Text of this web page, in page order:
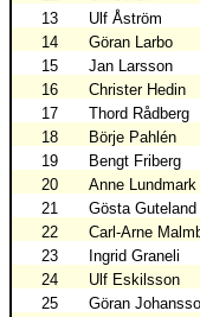
13
Ulf Åström
14
Göran Larbo
15
Jan Larsson
16
Christer Hedin
17
Thord Rådberg
18
Börje Pahlén
19
Bengt Friberg
20
Anne Lundmark
21
Gösta Guteland
22
Carl-Arne
23
Ingrid Graneli
24
Ulf Eskilsson
25
Göran